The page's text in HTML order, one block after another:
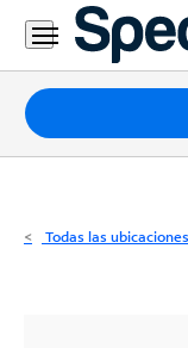
Residencial
Business
Paquetes
Internet
Todas las ubicaciones